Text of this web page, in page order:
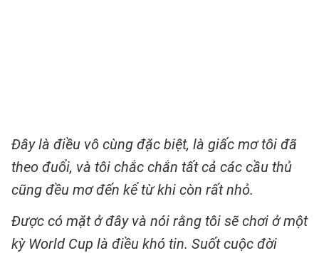
Đây là điều vô cùng đặc biệt, là giấc mơ tôi đã
theo đuổi, và tôi chắc chắn tất cả các cầu thủ
cũng đều mơ đến kể từ khi còn rất nhỏ.
Được có mặt ở đây và nói rằng tôi sẽ chơi ở một
kỳ World Cup là điều khó tin. Suốt cuộc đời